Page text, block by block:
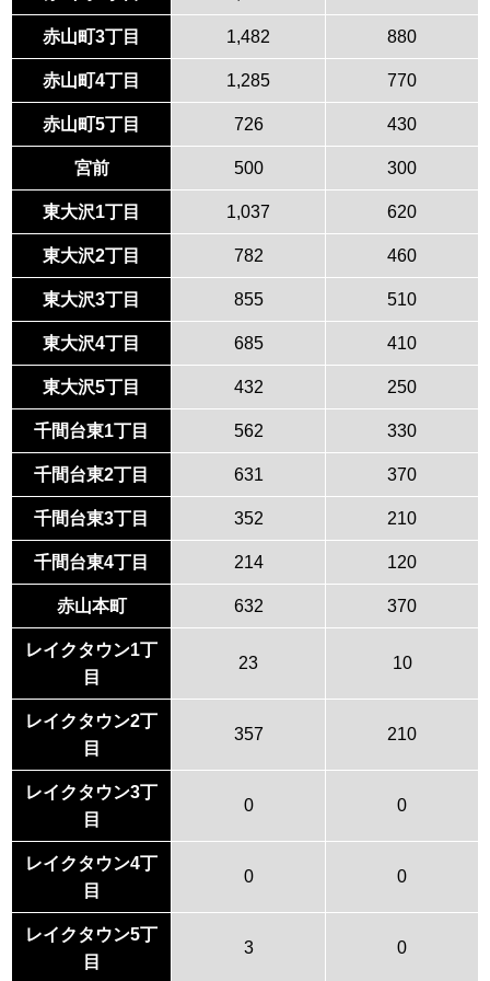
赤山町3丁目 1,482 880
赤山町4丁目 1,285 770
赤山町5丁目 726 430
宮前 500 300
東大沢1丁目 1,037 620
東大沢2丁目 782 460
東大沢3丁目 855 510
東大沢4丁目 685 410
東大沢5丁目 432 250
千間台東1丁目 562 330
千間台東2丁目 631 370
千間台東3丁目 352 210
千間台東4丁目 214 120
赤山本町 632 370
レイクタウン1丁
目
23 10
レイクタウン2丁
目
357 210
レイクタウン3丁
目
0 0
レイクタウン4丁
目
0 0
レイクタウン5丁
目
3 0